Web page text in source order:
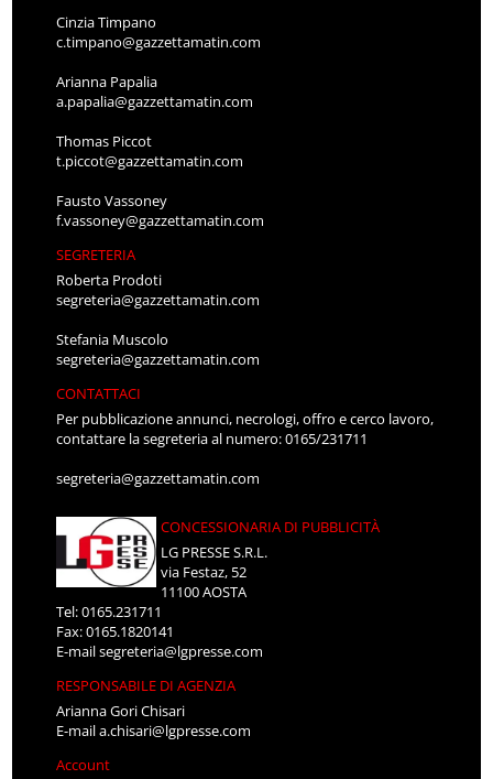
Cinzia Timpano
c.timpano@gazzettamatin.com
Arianna Papalia
a.papalia@gazzettamatin.com
Thomas Piccot
t.piccot@gazzettamatin.com
Fausto Vassoney
f.vassoney@gazzettamatin.com
SEGRETERIA
Roberta Prodoti
segreteria@gazzettamatin.com
Stefania Muscolo
segreteria@gazzettamatin.com
CONTATTACI
Per pubblicazione annunci, necrologi, offro e cerco lavoro,
contattare la segreteria al numero: 0165/231711
segreteria@gazzettamatin.com
CONCESSIONARIA DI PUBBLICITÀ
LG PRESSE S.R.L.
via Festaz, 52
11100 AOSTA
Tel: 0165.231711
Fax: 0165.1820141
E-mailsegreteria@lgpresse.com
RESPONSABILE DI AGENZIA
Arianna Gori Chisari
E-maila.chisari@lgpresse.com
Account